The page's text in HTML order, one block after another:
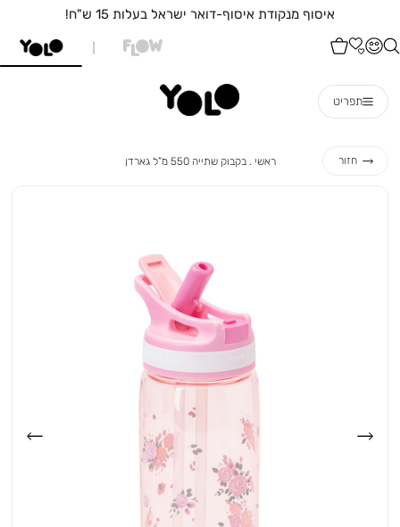
איסוף מנקודת איסוף-דואר ישראל בעלות 15 ש"ח!
תפריט
חזור ראשי ראשי
בקבוק שתייה 550 מ”ל גארדן